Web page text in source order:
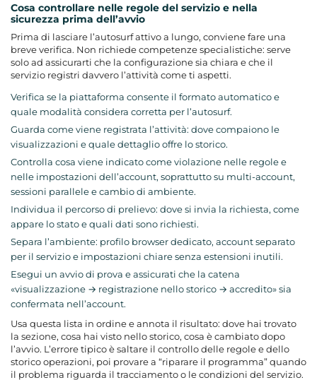
Cosa controllare nelle regole del servizio e nella
sicurezza prima dell’avvio
Prima di lasciare l’autosurf attivo a lungo, conviene fare una
breve verifica. Non richiede competenze specialistiche: serve
solo ad assicurarti che la configurazione sia chiara e che il
servizio registri davvero l’attività come ti aspetti.
Verifica se la piattaforma consente il formato automatico e
quale modalità considera corretta per l’autosurf.
Guarda come viene registrata l’attività: dove compaiono le
visualizzazioni e quale dettaglio offre lo storico.
Controlla cosa viene indicato come violazione nelle regole e
nelle impostazioni dell’account, soprattutto su multi-account,
sessioni parallele e cambio di ambiente.
Individua il percorso di prelievo: dove si invia la richiesta, come
appare lo stato e quali dati sono richiesti.
Separa l’ambiente: profilo browser dedicato, account separato
per il servizio e impostazioni chiare senza estensioni inutili.
Esegui un avvio di prova e assicurati che la catena
«visualizzazione → registrazione nello storico → accredito» sia
confermata nell’account.
Usa questa lista in ordine e annota il risultato: dove hai trovato
la sezione, cosa hai visto nello storico, cosa è cambiato dopo
l’avvio. L’errore tipico è saltare il controllo delle regole e dello
storico operazioni, poi provare a “riparare il programma” quando
il problema riguarda il tracciamento o le condizioni del servizio.